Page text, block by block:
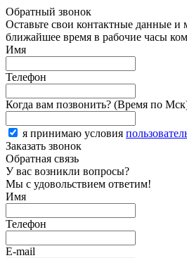
Обратный звонок
Оставьте свои контактные данные и
ближайшее время в рабочие часы
Имя
Телефон
Когда вам позвонить? (Время по
я принимаю условия
Заказать звонок
Обратная связь
У вас возникли вопросы?
Мы с удовольствием ответим!
Имя
Телефон
E-mail